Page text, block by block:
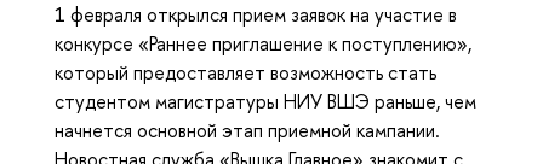
1 февраля открылся прием заявок на участие в
конкурсе «Раннее приглашение к поступлению»,
который предоставляет возможность стать
студентом магистратуры НИУ ВШЭ раньше, чем
начнется основной этап приемной кампании.